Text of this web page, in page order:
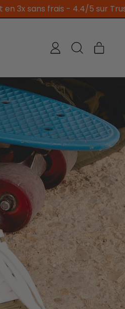
5 sur Trustpilot
ConnexionRechercher
site